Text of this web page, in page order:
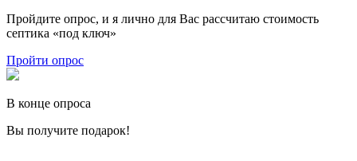
Пройдите опрос, и я лично для Вас рассчитаю стоимость
септика «под ключ»
Пройти опрос
В конце опроса
Вы получите подарок!